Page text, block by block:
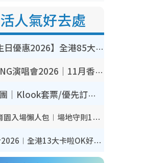
人氣好去處
【8月生日優惠2026】全港85大食買玩著數攻略 自助餐/火鍋放題同行免費＋誠品/DONKI送現金券
BIGBANG演唱會2026｜11月香港啟德開3場！實名制VIP申請、優先購票攻略
人夫集團｜Klook套票/優先訂票/公開發售搶飛攻略！附票價.購票連結.場地座位表
啟德體育園入場懶人包︱場地守則12違禁品不可進場准帶細水樽但全場禁樽蓋！應援牌有限制！
唱K推介2026︱全港13大卡啦OK好去處！最平$36起 日文K都有！(附地址+收費詳情)